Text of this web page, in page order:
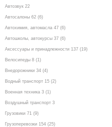
Автозвук 22
Автосалоны 62 (6)
Автохимия, автомасла 47 (6)
Автошколы, автокурсы 37 (6)
Аксессуары и принадлежности 137 (19)
Велосипеды 8 (1)
Внедорожники 34 (4)
Водный транспорт 15 (2)
Военная техника 3 (1)
Воздушный транспорт 3
Грузовики 71 (9)
Грузоперевозки 154 (25)